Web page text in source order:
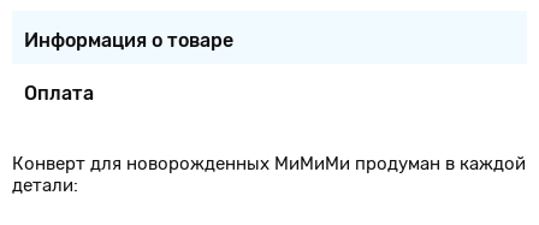
Информация о товаре
Оплата
Конверт для новорожденных МиМиМи продуман в каждой
детали: